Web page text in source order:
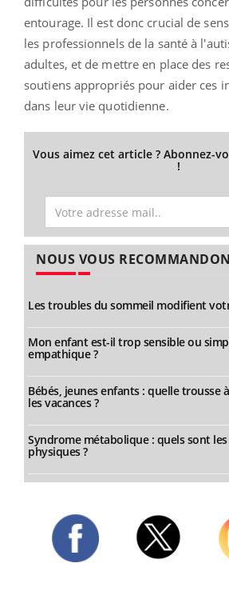
entourage. Il est donc crucial de
les professionnels de la santé à
adultes, et de mettre en place des
soutiens appropriés pour aider ces
dans leur vie quotidienne.
Vous aimez cet article ? Abonnez-
!
NOUS VOUS
Les troubles du sommeil modifient
Mon enfant est-il trop sensible ou
empathique ?
Bébés, jeunes enfants : quelle trousse
les vacances ?
Syndrome métabolique : quels sont
physiques ?